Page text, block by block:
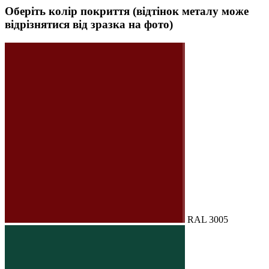
Оберіть колір покриття (відтінок металу може
відрізнятися від зразка на фото)
RAL 3005